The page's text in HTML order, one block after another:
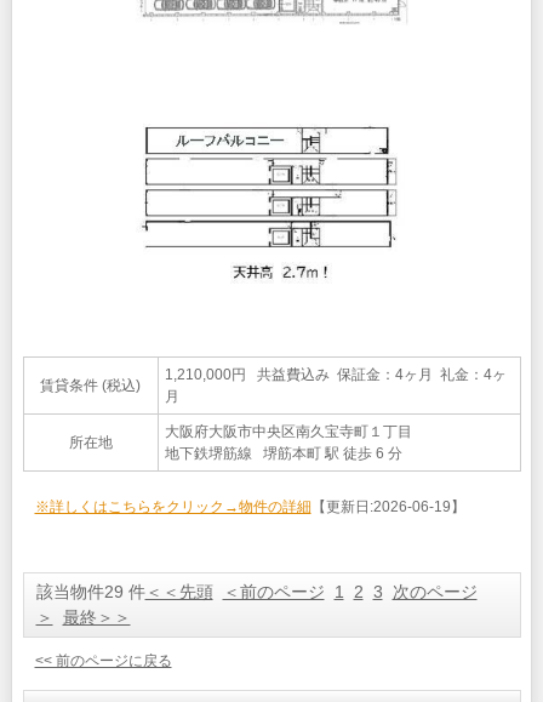
賃貸条件 (税込)
1,210,000円 共益費込み 保証金：4ヶ月 礼金：4ヶ
月
所在地
大阪府大阪市中央区南久宝寺町１丁目
地下鉄堺筋線 堺筋本町 駅 徒歩 6 分
※詳しくはこちらをクリック→物件の詳細 【更新日:2026-06-19】
該当物件29 件＜＜先頭 ＜前のページ 1 2 3
次のページ
＞
最終＞＞
<< 前のページに戻る